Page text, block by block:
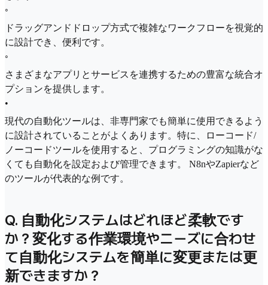
◦
ドラッグアンドドロップ方式で複雑なワークフローを視覚的
に設計でき、便利です。
◦
さまざまなアプリとサービスを連携するための豊富な統合オ
プションを提供します。
•
現代の自動化ツールは、非専門家でも簡単に使用できるよう
に設計されていることがよくあります。特に、ローコード/
ノーコードツールを使用すると、プログラミングの知識がな
くても自動化を設定および管理できます。 N8nやZapierなど
のツールが代表的な例です。
Q. 自動化システムはどれほど柔軟です
か？変化する作業環境やニーズに合わせ
て自動化システムを簡単に変更または更
新できますか？